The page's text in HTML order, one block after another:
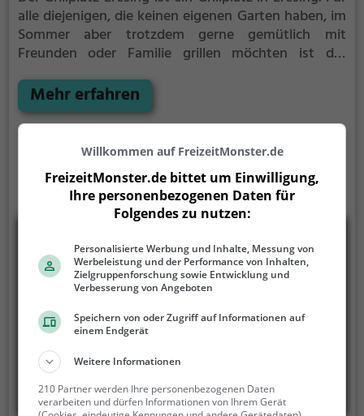
alle diejenigen, die keinen eigenen Garten haben, im
Sommer aber trotzdem gerne gemütlich mit
Freunden oder Familie grillen möchten ist der
Grillplatzes: keine Nachbarn. Hier kann eine Feier
ruhig auch mal bis spät in die Nacht gehen und
etwas lauter werden. Auf dem Grillplatz seid ihr in
den meisten Fällen unter euch und könnt
Mehr erfahren
Willkommen auf FreizeitMonster.de
FreizeitMonster.de bittet um Einwilligung,
Ihre personenbezogenen Daten für
Folgendes zu nutzen:
Personalisierte Werbung und Inhalte, Messung von
Werbeleistung und der Performance von Inhalten,
Zielgruppenforschung sowie Entwicklung und
Verbesserung von Angeboten
Speichern von oder Zugriff auf Informationen auf
einem Endgerät
Weitere Informationen
210 Partner werden Ihre personenbezogenen Daten
verarbeiten und dürfen Informationen von Ihrem Gerät